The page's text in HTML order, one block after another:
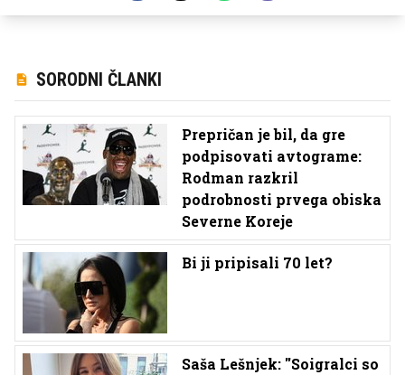
SORODNI ČLANKI
Prepričan je bil, da gre
podpisovati avtograme:
Rodman razkril
podrobnosti prvega obiska
Severne Koreje
Bi ji pripisali 70 let?
Saša Lešnjek: ''Soigralci so